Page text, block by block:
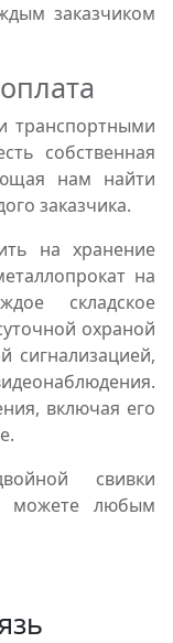
заказчиком
транспортными
собственная
нам найти
заказчика.
на хранение
на
складское
охраной
сигнализацией,
включая его
свивки
можете любым